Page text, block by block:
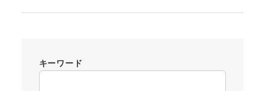
キーワード